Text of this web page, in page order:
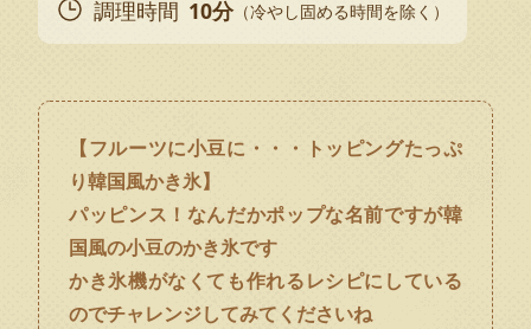
調理時間 10分（冷やし固める時間を除く）
【フルーツに小豆に・・・トッピングたっぷ
り韓国風かき氷】
パッピンス！なんだかポップな名前ですが韓
国風の小豆のかき氷です
かき氷機がなくても作れるレシピにしている
のでチャレンジしてみてくださいね